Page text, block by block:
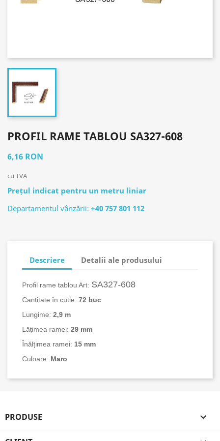
PROFIL RAME TABLOU SA327-608
6,16 RON
cu TVA
Prețul indicat pentru un metru liniar
Departamentul vânzării: +40 757 801 112
Descriere Detalii ale produsului
Profil rame tablou Art: SA327-608
Cantitate în cutie: 72 buc
Lungime: 2,9 m
Lățimea ramei: 29 mm
Înălțimea ramei: 15 mm
Culoare: Maro
PRODUSE 